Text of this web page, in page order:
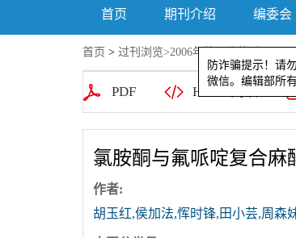
首页 期刊介绍 编委会
首页 > 过刊浏览>2006年第16卷第4期
PDF HTML阅读
氯胺酮与氟哌啶复合麻
作者:
胡玉红,侯加法,恽时锋,田小芸,周森
防诈骗提示！
微信。编辑部